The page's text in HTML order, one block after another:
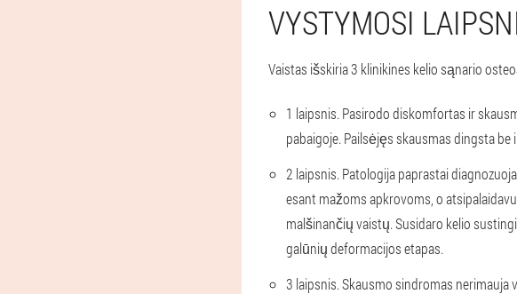
VYSTYMOSI
Vaistas išskiria 3 klinikines kelio sąnario
1 laipsnis. Pasirodo diskomfortas ir
pabaigoje. Pailsėjęs skausmas dingsta
2 laipsnis. Patologija paprastai
esant mažoms apkrovoms, o
malšinančių vaistų. Susidaro kelio
galūnių deformacijos etapas.
3 laipsnis.Skausmo sindromas nerimauja